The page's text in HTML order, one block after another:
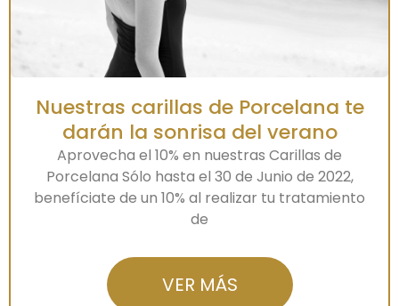
Nuestras carillas de Porcelana te
darán la sonrisa del verano
Aprovecha el 10% en nuestras Carillas de
Porcelana Sólo hasta el 30 de Junio de 2022,
benefíciate de un 10% al realizar tu tratamiento
de
VER MÁS